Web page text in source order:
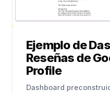
Ejemplo de
Reseñas de
Profile
Dashboard